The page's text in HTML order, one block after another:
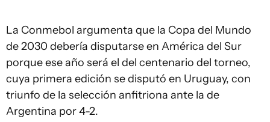
La Conmebol argumenta que la Copa del Mundo
de 2030 debería disputarse en América del Sur
porque ese año será el del centenario del torneo,
cuya primera edición se disputó en Uruguay, con
triunfo de la selección anfitriona ante la de
Argentina por 4-2.